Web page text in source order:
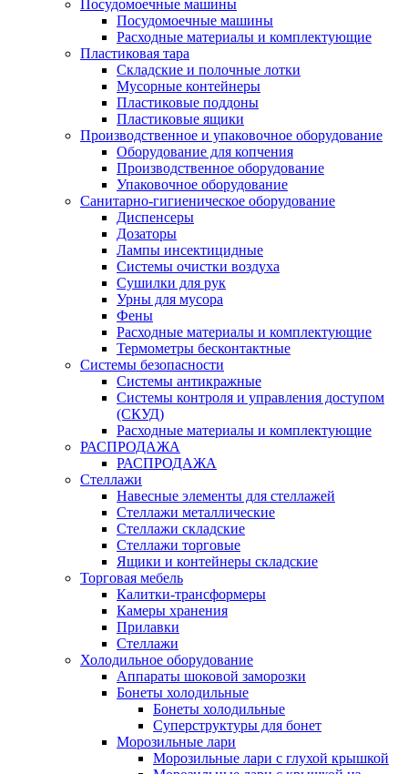
Посудомоечные машины
Посудомоечные машины
Расходные материалы и комплектующие
Пластиковая тара
Складские и полочные лотки
Мусорные контейнеры
Пластиковые поддоны
Пластиковые ящики
Производственное и упаковочное оборудование
Оборудование для копчения
Производственное оборудование
Упаковочное оборудование
Санитарно-гигиеническое оборудование
Диспенсеры
Дозаторы
Лампы инсектицидные
Системы очистки воздуха
Сушилки для рук
Урны для мусора
Фены
Расходные материалы и комплектующие
Термометры бесконтактные
Системы безопасности
Системы антикражные
Системы контроля и управления доступом
(СКУД)
Расходные материалы и комплектующие
РАСПРОДАЖА
РАСПРОДАЖА
Стеллажи
Навесные элементы для стеллажей
Стеллажи металлические
Стеллажи складские
Стеллажи торговые
Ящики и контейнеры складские
Торговая мебель
Калитки-трансформеры
Камеры хранения
Прилавки
Стеллажи
Холодильное оборудование
Аппараты шоковой заморозки
Бонеты холодильные
Бонеты холодильные
Суперструктуры для бонет
Морозильные лари
Морозильные лари с глухой крышкой